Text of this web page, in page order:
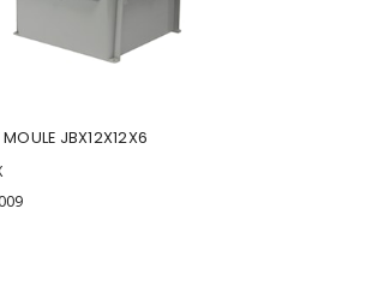
JBX12X12X6